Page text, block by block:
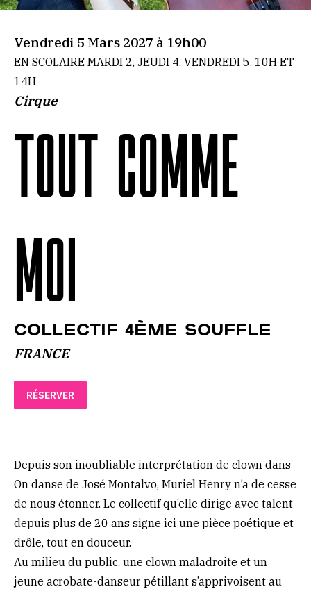
Vendredi 5 Mars 2027 à 19h00
EN SCOLAIRE MARDI 2, JEUDI 4, VENDREDI 5, 10H ET
14H
Cirque
TOUT COMME
MOI
COLLECTIF 4ème SOUFFLE
FRANCE
RÉSERVER
Depuis son inoubliable interprétation de clown dans
On danse de José Montalvo, Muriel Henry n’a de cesse
de nous étonner. Le collectif qu’elle dirige avec talent
depuis plus de 20 ans signe ici une pièce poétique et
drôle, tout en douceur.
Au milieu du public, une clown maladroite et un
jeune acrobate-danseur pétillant s’apprivoisent au